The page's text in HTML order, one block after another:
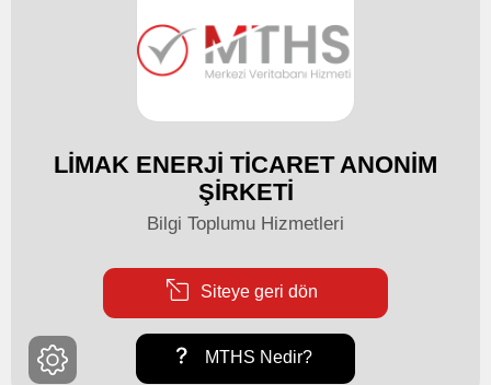
LİMAK ENERJİ TİCARET ANONİM
ŞİRKETİ
Bilgi Toplumu Hizmetleri
Siteye geri dön
MTHS Nedir?